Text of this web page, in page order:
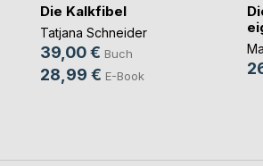
Die Kalkfibel
Tatjana Schneider
39,00 € Buch
28,99 € E-Book